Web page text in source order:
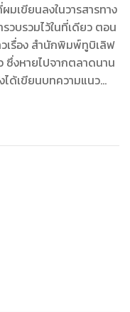
มเขียนลงในวารสารทาง
วบรวมไว้ในที่เดียว ตอน
เรื่อง สำนักพิมพ์ทูบิเลิฟ
ซึ่งหายไปจากตลาดนาน
ได้เขียนบทความแนว
วามคิดจะรวมบทความ
ต่ก็ยังคงเป็นสารพัด
ชาการดาราศาสตร์
โดยตรงไปทั้งหมด
ยภาค สำหรับภาคแรก